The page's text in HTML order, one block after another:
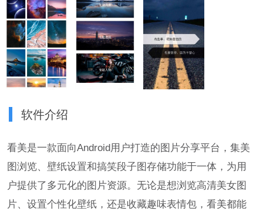
软件介绍
看美是一款面向Android用户打造的图片分享平台，集美
图浏览、壁纸设置和搞笑段子图存储功能于一体，为用
户提供了多元化的图片资源。无论是想浏览高清美女图
片、设置个性化壁纸，还是收藏趣味表情包，看美都能